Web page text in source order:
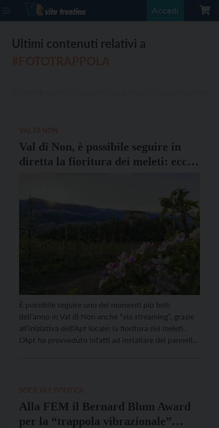
Accedi
Ultimi contenuti relativi a
Val di Non, è possibile seguire in
diretta la fioritura dei meleti: ecco
È possibile seguire uno dei momenti più belli
dell’anno in Val di Non anche “via streaming”, grazie
all’iniziativa dell’Apt locale: la fioritura dei meleti.
L’Apt ha provveduto infatti ad installare dei pannelli
Alla FEM il Bernard Blum Award
per la “trappola vibrazionale”